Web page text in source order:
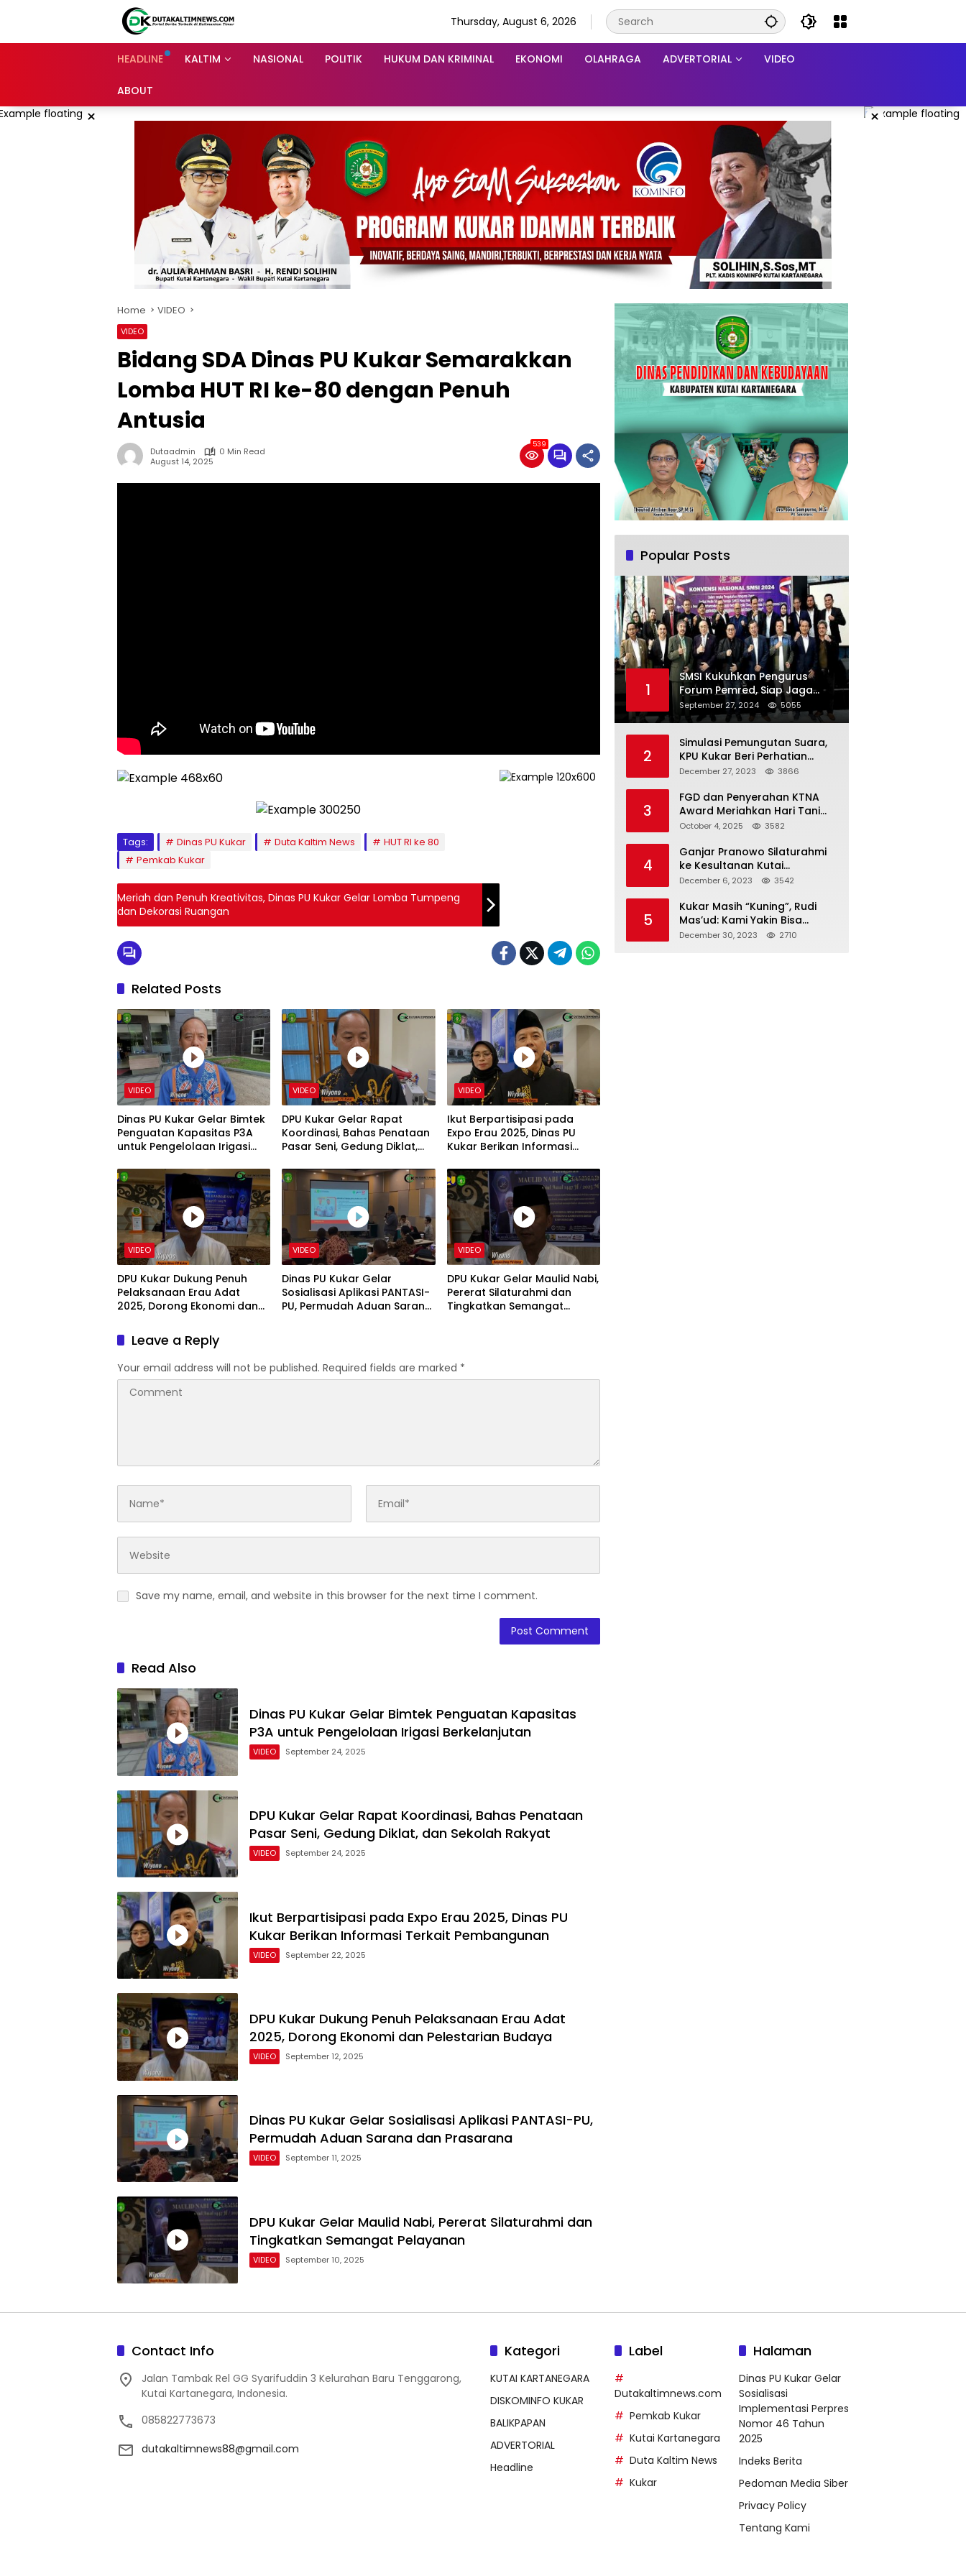
Thursday, August 6, 2026
HEADLINE KALTIM NASIONAL POLITIK HUKUM DAN KRIMINAL EKONOMI OLAHRAGA ADVERTORIAL VIDEO
ABOUT
× ×
Home VIDEO
VIDEO
Bidang SDA Dinas PU Kukar Semarakkan
Lomba HUT RI ke-80 dengan Penuh
Antusia
Dutaadmin
0 Min Read
August 14, 2025
539
Tags: Dinas PU Kukar Duta Kaltim News
HUT RI ke 80
Pemkab Kukar
Meriah dan Penuh Kreativitas, Dinas PU Kukar Gelar Lomba Tumpeng
dan Dekorasi Ruangan
Related Posts
VIDEO
Dinas PU Kukar Gelar Bimtek
Penguatan Kapasitas P3A
untuk Pengelolaan Irigasi
VIDEO
DPU Kukar Gelar Rapat
Koordinasi, Bahas Penataan
Pasar Seni, Gedung Diklat,
VIDEO
Ikut Berpartisipasi pada
Expo Erau 2025, Dinas PU
Kukar Berikan Informasi
VIDEO
DPU Kukar Dukung Penuh
Pelaksanaan Erau Adat
2025, Dorong Ekonomi dan
VIDEO
Dinas PU Kukar Gelar
Sosialisasi Aplikasi PANTASI-
PU, Permudah Aduan Sarana
VIDEO
DPU Kukar Gelar Maulid Nabi,
Pererat Silaturahmi dan
Tingkatkan Semangat
Leave a Reply
Your email address will not be published. Required fields are marked *
Save my name, email, and website in this browser for the next time I comment.
Read Also
Dinas PU Kukar Gelar Bimtek Penguatan Kapasitas
P3A untuk Pengelolaan Irigasi Berkelanjutan
VIDEO September 24, 2025
DPU Kukar Gelar Rapat Koordinasi, Bahas Penataan
Pasar Seni, Gedung Diklat, dan Sekolah Rakyat
VIDEO September 24, 2025
Ikut Berpartisipasi pada Expo Erau 2025, Dinas PU
Kukar Berikan Informasi Terkait Pembangunan
VIDEO September 22, 2025
DPU Kukar Dukung Penuh Pelaksanaan Erau Adat
2025, Dorong Ekonomi dan Pelestarian Budaya
VIDEO September 12, 2025
Dinas PU Kukar Gelar Sosialisasi Aplikasi PANTASI-PU,
Permudah Aduan Sarana dan Prasarana
VIDEO September 11, 2025
DPU Kukar Gelar Maulid Nabi, Pererat Silaturahmi dan
Tingkatkan Semangat Pelayanan
VIDEO September 10, 2025
Popular Posts
1
SMSI Kukuhkan Pengurus
Forum Pemred, Siap Jaga
Kualitas Media Daring di
Indonesia
September 27, 2024 5055
2
Simulasi Pemungutan Suara,
KPU Kukar Beri Perhatian
Penyandang Disabilitas
December 27, 2023 3866
3
FGD dan Penyerahan KTNA
Award Meriahkan Hari Tani
Nasional di Kukar
October 4, 2025 3582
4
Ganjar Pranowo Silaturahmi
ke Kesultanan Kutai
Kartanegara
December 6, 2023 3542
5
Kukar Masih “Kuning”, Rudi
Mas’ud: Kami Yakin Bisa
Menang di Pemilu 2024
December 30, 2023 2710
Contact Info
Jalan Tambak Rel GG Syarifuddin 3 Kelurahan Baru Tenggarong,
Kutai Kartanegara, Indonesia.
085822773673
dutakaltimnews88@gmail.com
Kategori
KUTAI KARTANEGARA
DISKOMINFO KUKAR
BALIKPAPAN
ADVERTORIAL
Headline
Label
Dutakaltimnews.com
Pemkab Kukar
Kutai Kartanegara
Duta Kaltim News
Kukar
Halaman
Dinas PU Kukar Gelar
Sosialisasi
Implementasi Perpres
Nomor 46 Tahun
2025
Indeks Berita
Pedoman Media Siber
Privacy Policy
Tentang Kami